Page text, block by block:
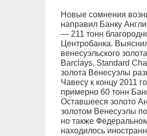
Новые сомнения
направил Банку
— 211 тонн
Центробанка.
венесуэльского
Barclays, Standard
золота Венесуэлы
Чавесу к концу 2011
примерно 60 тонн
Оставшееся золото
золотом Венесуэлы
но также
находилось